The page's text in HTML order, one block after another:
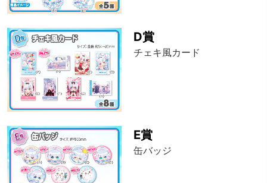
D賞
チェキ風カード
E賞
缶バッジ